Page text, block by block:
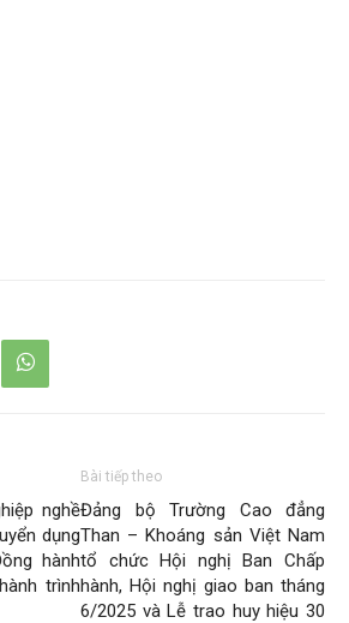
nghề
dụng
hành
trình
Bài tiếp theo
Đảng bộ Trường Cao đẳng
Than – Khoáng sản Việt Nam
tổ chức Hội nghị Ban Chấp
hành, Hội nghị giao ban tháng
6/2025 và Lễ trao huy hiệu 30